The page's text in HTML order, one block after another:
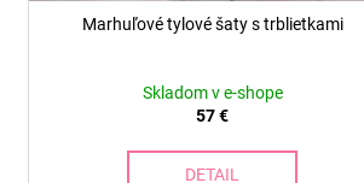
Marhuľové tylové šaty s trblietkami
Skladom v e-shope
57 €
DETAIL